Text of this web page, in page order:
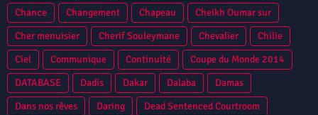
Chance
Changement Chapeau
Cheikh Oumar sur
Cher menuisier
Cherif Souleymane Chevalier
Chilie
Ciel
Communique Continuité
Coupe du Monde 2014
DATABASE
Dadis Dakar Dalaba
Damas
Dans nos rêves
Daring
Dead Sentenced Courtroom